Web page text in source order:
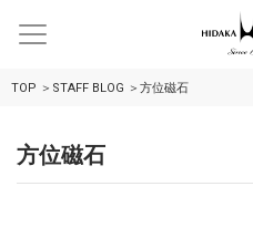
TOP STAFF BLOG 方位磁石
方位磁石